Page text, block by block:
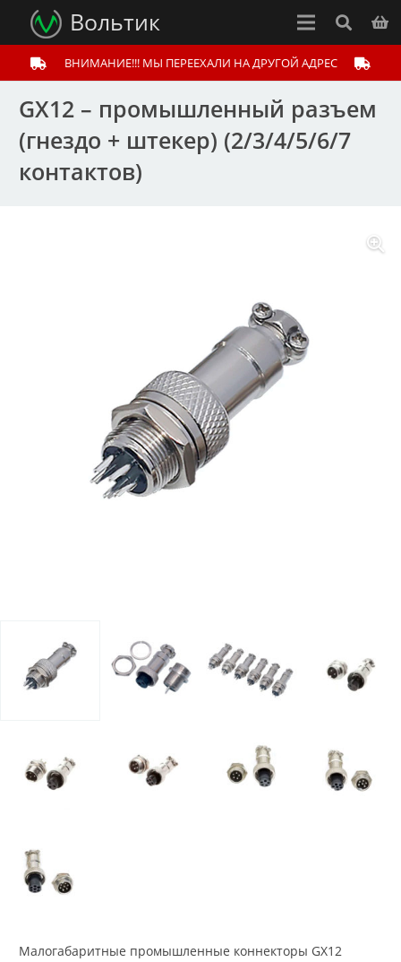
Вольтик
ВНИМАНИЕ!!! МЫ ПЕРЕЕХАЛИ НА ДРУГОЙ АДРЕС
GX12 – промышленный разъем
(гнездо + штекер) (2/3/4/5/6/7
контактов)
Малогабаритные промышленные коннекторы GX12